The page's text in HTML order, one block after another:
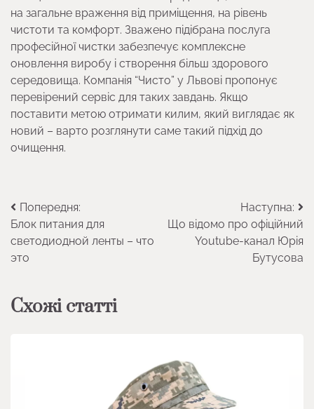
на загальне враження від приміщення, на рівень
чистоти та комфорт. Зважено підібрана послуга
професійної чистки забезпечує комплексне
оновлення виробу і створення більш здорового
середовища. Компанія “Чисто” у Львові пропонує
перевірений сервіс для таких завдань. Якщо
поставити метою отримати килим, який виглядає як
новий – варто розглянути саме такий підхід до
очищення.
Навігація
записів
Попередня:
Блок питания для
светодиодной ленты – что
это
Наступна:
Що відомо про офіційний
Youtube-канал Юрія
Бутусова
Схожі статті